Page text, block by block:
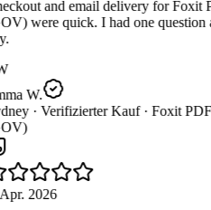
and email delivery for Foxit
were quick. I had one question
W.
· Verifizierter Kauf · Foxit
2026